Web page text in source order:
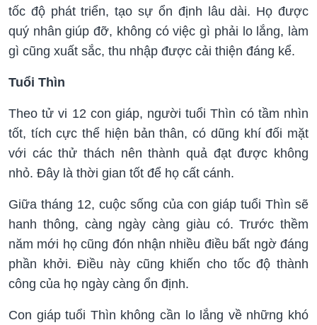
tốc độ phát triển, tạo sự ổn định lâu dài. Họ được
quý nhân giúp đỡ, không có việc gì phải lo lắng, làm
gì cũng xuất sắc, thu nhập được cải thiện đáng kể.
Tuổi Thìn
Theo tử vi 12 con giáp, người tuổi Thìn có tầm nhìn
tốt, tích cực thể hiện bản thân, có dũng khí đối mặt
với các thử thách nên thành quả đạt được không
nhỏ. Đây là thời gian tốt để họ cất cánh.
Giữa tháng 12, cuộc sống của con giáp tuổi Thìn sẽ
hanh thông, càng ngày càng giàu có. Trước thềm
năm mới họ cũng đón nhận nhiều điều bất ngờ đáng
phần khởi. Điều này cũng khiến cho tốc độ thành
công của họ ngày càng ổn định.
Con giáp tuổi Thìn không cần lo lắng về những khó